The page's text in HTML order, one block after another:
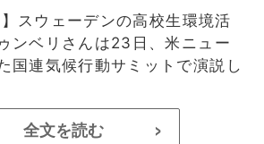
スウェーデンの高校生環境活
ンベリさんは23日、米ニュー
国連気候行動サミットで演説し
全文を読む >